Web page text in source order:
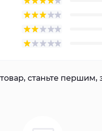
станьте першим,